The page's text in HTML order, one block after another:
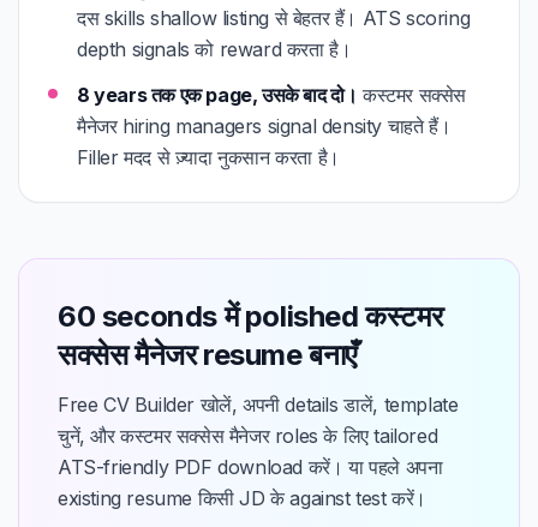
दस skills shallow listing से बेहतर हैं। ATS scoring
depth signals को reward करता है।
8 years तक एक page, उसके बाद दो। कस्टमर सक्सेस
मैनेजर hiring managers signal density चाहते हैं।
Filler मदद से ज़्यादा नुकसान करता है।
60 seconds में polished कस्टमर
सक्सेस मैनेजर resume बनाएँ
Free CV Builder खोलें, अपनी details डालें, template
चुनें, और कस्टमर सक्सेस मैनेजर roles के लिए tailored
ATS-friendly PDF download करें। या पहले अपना
existing resume किसी JD के against test करें।